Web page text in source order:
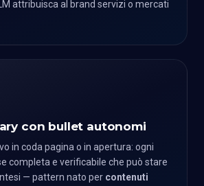
attribuisca al brand servizi o mercati
con bullet autonomi
in coda pagina o in apertura: ogni
completa e verificabile che può stare
— pattern nato per contenuti